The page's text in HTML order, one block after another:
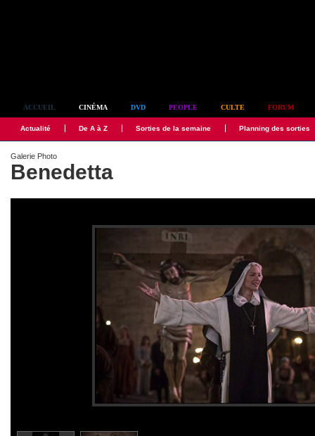
ACCUEIL CINÉMA DVD PEOPLE CULTE FORUM
Actualité De A à Z Sorties de la semaine Planning des sorties
Galerie Photo
Benedetta